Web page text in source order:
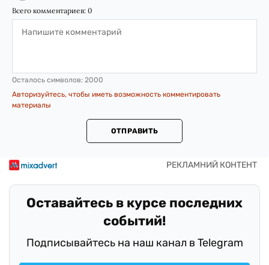
Всего комментариев: 0
Осталось символов: 2000
Авторизуйтесь, чтобы иметь возможность комментировать
материалы
ОТПРАВИТЬ
Оставайтесь в курсе последних
событий!
Подписывайтесь на наш канал в Telegram